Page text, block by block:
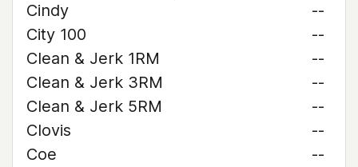
Cindy
--
City 100
--
Clean & Jerk 1RM
--
Clean & Jerk 3RM
--
Clean & Jerk 5RM
--
Clovis
--
Coe
--